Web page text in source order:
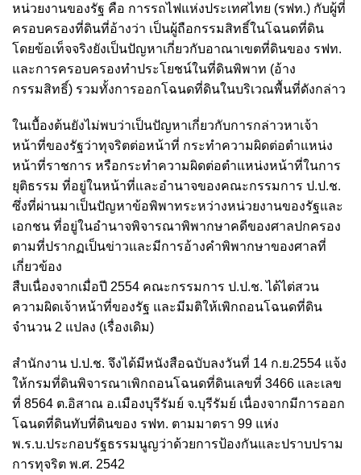
หน่วยงานของรัฐ คือ การรถไฟแห่งประเทศไทย (รฟท.) กับผู้ที่
ครอบครองที่ดินที่อ้างว่า เป็นผู้ถือกรรมสิทธิ์ในโฉนดที่ดิน
โดยข้อเท็จจริงยังเป็นปัญหาเกี่ยวกับอาณาเขตที่ดินของ รฟท.
และการครอบครองทำประโยชน์ในที่ดินพิพาท (อ้าง
กรรมสิทธิ์) รวมทั้งการออกโฉนดที่ดินในบริเวณพื้นที่ดังกล่าว
ในเบื้องต้นยังไม่พบว่าเป็นปัญหาเกี่ยวกับการกล่าวหาเจ้า
หน้าที่ของรัฐว่าทุจริตต่อหน้าที่ กระทำความผิดต่อตำแหน่ง
หน้าที่ราชการ หรือกระทำความผิดต่อตำแหน่งหน้าที่ในการ
ยุติธรรม ที่อยู่ในหน้าที่และอำนาจของคณะกรรมการ ป.ป.ช.
ซึ่งที่ผ่านมาเป็นปัญหาข้อพิพาทระหว่างหน่วยงานของรัฐและ
เอกชน ที่อยู่ในอำนาจพิจารณาพิพากษาคดีของศาลปกครอง
ตามที่ปรากฏเป็นข่าวและมีการอ้างคำพิพากษาของศาลที่
เกี่ยวข้อง
สืบเนื่องจากเมื่อปี 2554 คณะกรรมการ ป.ป.ช. ได้ไต่สวน
ความผิดเจ้าหน้าที่ของรัฐ และมีมติให้เพิกถอนโฉนดที่ดิน
จำนวน 2 แปลง (เรื่องเดิม)
สำนักงาน ป.ป.ช. จึงได้มีหนังสือฉบับลงวันที่ 14 ก.ย.2554 แจ้ง
ให้กรมที่ดินพิจารณาเพิกถอนโฉนดที่ดินเลขที่ 3466 และเลข
ที่ 8564 ต.อิสาณ อ.เมืองบุรีรัมย์ จ.บุรีรัมย์ เนื่องจากมีการออก
โฉนดที่ดินทับที่ดินของ รฟท. ตามมาตรา 99 แห่ง
พ.ร.บ.ประกอบรัฐธรรมนูญว่าด้วยการป้องกันและปราบปราม
การทุจริต พ.ศ. 2542